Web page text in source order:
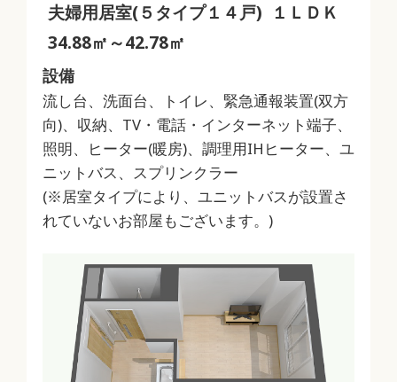
夫婦用居室(５タイプ１４戸) １ＬＤＫ
34.88㎡～42.78㎡
設備
流し台、洗面台、トイレ、緊急通報装置(双方
向)、収納、TV・電話・インターネット端子、
照明、ヒーター(暖房)、調理用IHヒーター、ユ
ニットバス、スプリンクラー
(※居室タイプにより、ユニットバスが設置さ
れていないお部屋もございます。)